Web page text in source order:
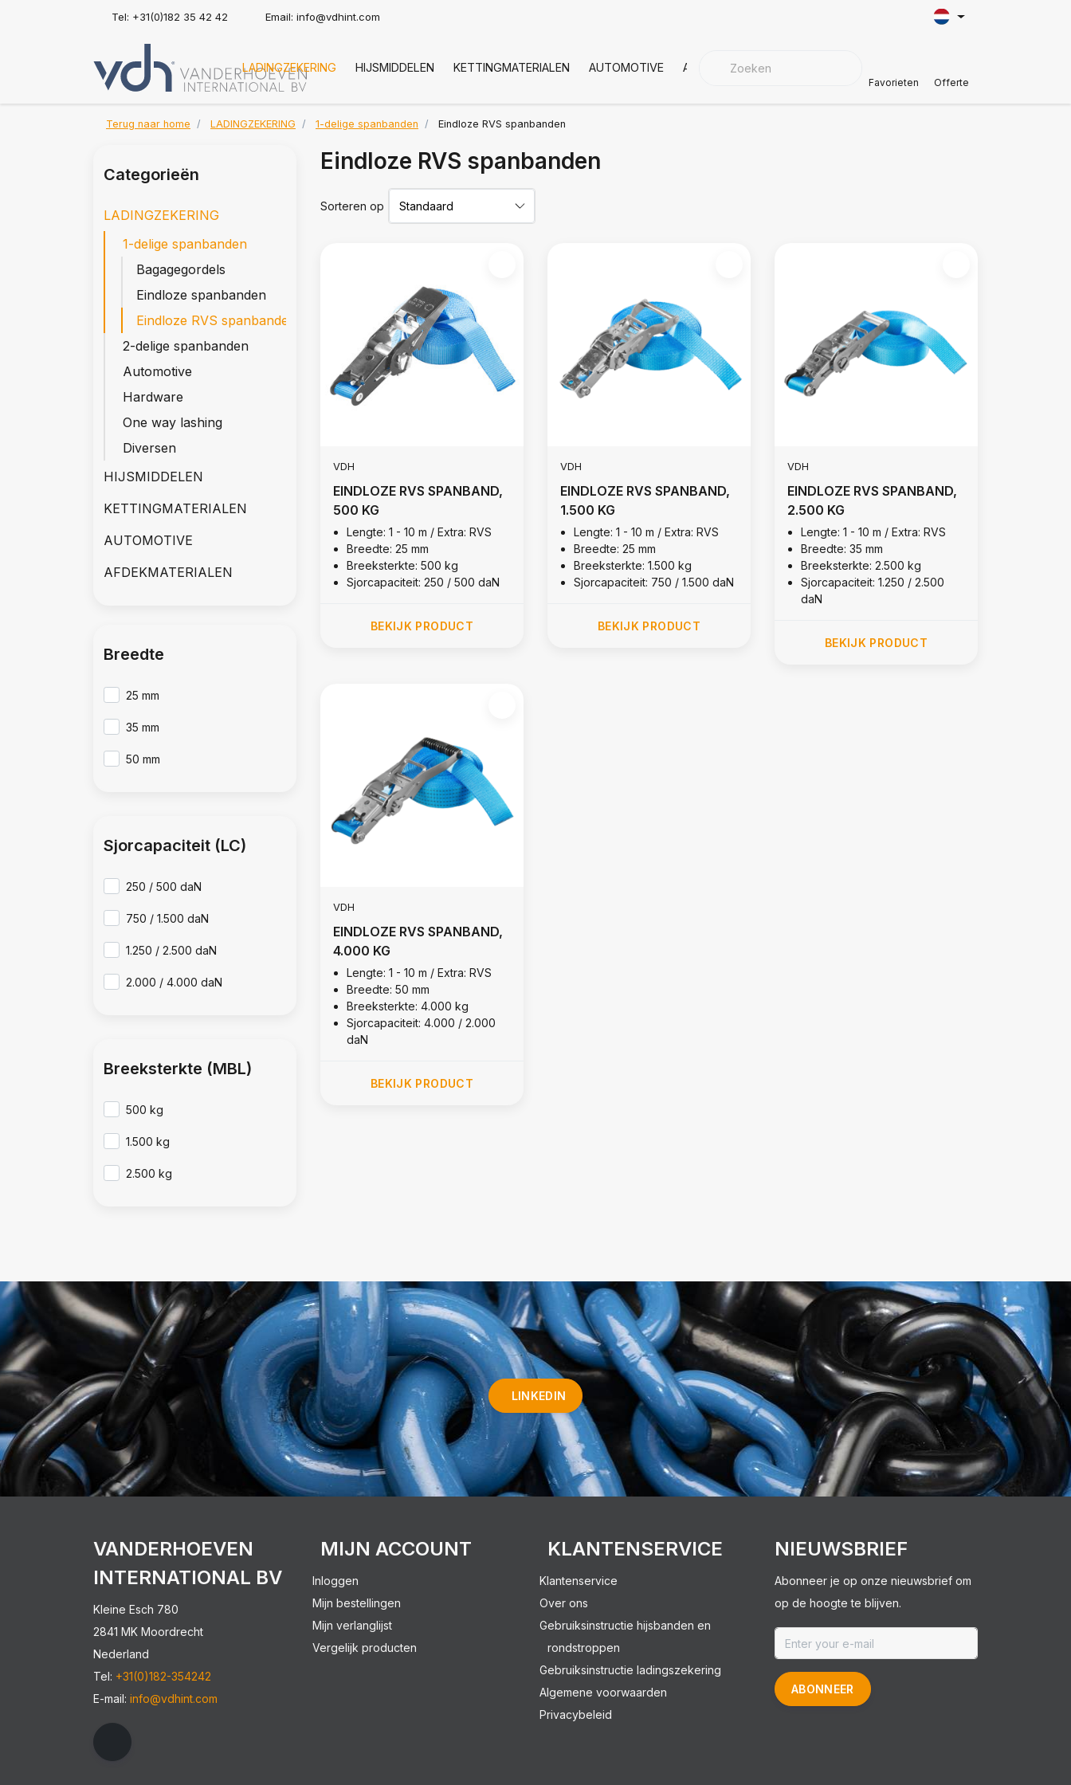
Tel: +31(0)182 35 42 42 Email: info@vdhint.com
LADINGZEKERING HIJSMIDDELEN KETTINGMATERIALEN AUTOMOTIVE AFDEKMATERIALEN
Favorieten Offerte
Terug naar home LADINGZEKERING 1-delige spanbanden Eindloze RVS spanbanden
Eindloze RVS spanbanden
Sorteren op
VDH
EINDLOZE RVS SPANBAND,
500 KG
Lengte: 1 - 10 m / Extra: RVS
Breedte: 25 mm
Breeksterkte: 500 kg
Sjorcapaciteit: 250 / 500 daN
BEKIJK PRODUCT
VDH
EINDLOZE RVS SPANBAND,
1.500 KG
Lengte: 1 - 10 m / Extra: RVS
Breedte: 25 mm
Breeksterkte: 1.500 kg
Sjorcapaciteit: 750 / 1.500 daN
BEKIJK PRODUCT
VDH
EINDLOZE RVS SPANBAND,
2.500 KG
Lengte: 1 - 10 m / Extra: RVS
Breedte: 35 mm
Breeksterkte: 2.500 kg
Sjorcapaciteit: 1.250 / 2.500
daN
BEKIJK PRODUCT
VDH
EINDLOZE RVS SPANBAND,
4.000 KG
Lengte: 1 - 10 m / Extra: RVS
Breedte: 50 mm
Breeksterkte: 4.000 kg
Sjorcapaciteit: 4.000 / 2.000
daN
BEKIJK PRODUCT
Categorieën
LADINGZEKERING
1-delige spanbanden
Bagagegordels
Eindloze spanbanden
Eindloze RVS spanbanden
2-delige spanbanden
Automotive
Hardware
One way lashing
Diversen
HIJSMIDDELEN
KETTINGMATERIALEN
AUTOMOTIVE
AFDEKMATERIALEN
Breedte
25 mm
35 mm
50 mm
Sjorcapaciteit (LC)
250 / 500 daN
750 / 1.500 daN
1.250 / 2.500 daN
2.000 / 4.000 daN
Breeksterkte (MBL)
500 kg
1.500 kg
2.500 kg
LINKEDIN
VANDERHOEVEN
INTERNATIONAL BV
Kleine Esch 780
2841 MK Moordrecht
Nederland
Tel: +31(0)182-354242
E-mail: info@vdhint.com
MIJN ACCOUNT
Inloggen
Mijn bestellingen
Mijn verlanglijst
Vergelijk producten
KLANTENSERVICE
Klantenservice
Over ons
Gebruiksinstructie hijsbanden en
rondstroppen
Gebruiksinstructie ladingszekering
Algemene voorwaarden
Privacybeleid
NIEUWSBRIEF
Abonneer je op onze nieuwsbrief om
op de hoogte te blijven.
ABONNEER